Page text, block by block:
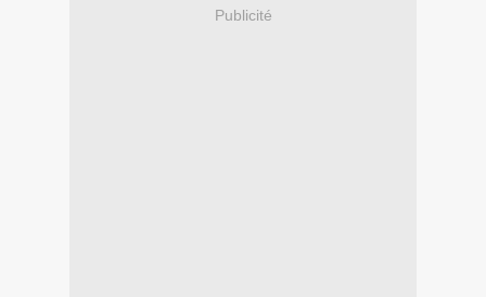
Publicité